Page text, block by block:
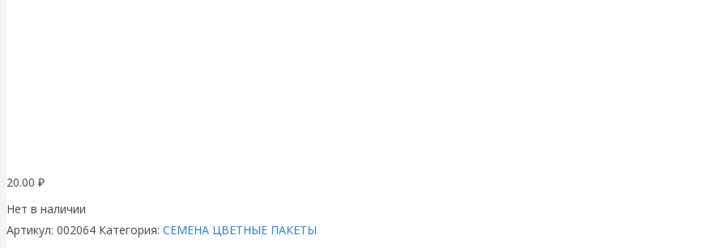
20.00 ₽
Нет в наличии
Артикул: 002064 Категория: СЕМЕНА ЦВЕТНЫЕ ПАКЕТЫ